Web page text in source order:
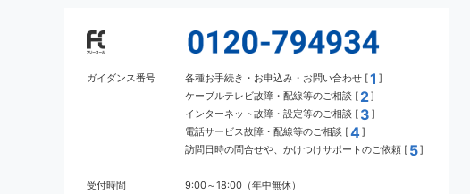
ガイダンス番号 各種お手続き・お申込み・お問い合わせ [1 ]
ケーブルテレビ故障・配線等のご相談 [ 2]
インターネット故障・設定等のご相談 [ 3 ]
電話サービス故障・配線等のご相談 [4]
訪問日時の問合せや、かけつけサポートのご依頼 [ 5]
受付時間 9:00～18:00（年中無休）